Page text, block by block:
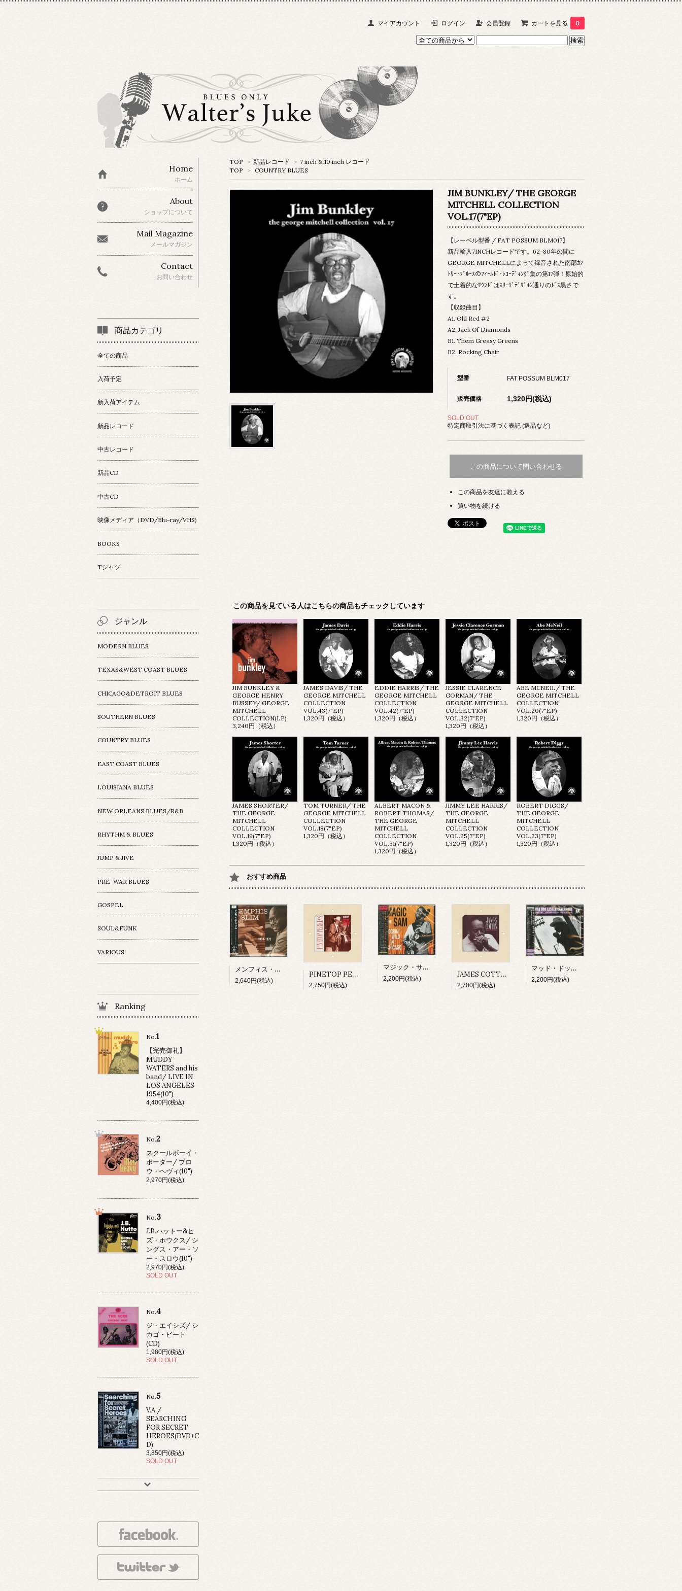
マイアカウント ログイン 会員登録 カートを見る 0
TOP > 新品レコード > 7 inch & 10 inch レコード
TOP
> COUNTRY BLUES
JIM BUNKLEY/ THE GEORGE
MITCHELL COLLECTION
VOL.17(7"EP)
【レーベル型番 / FAT POSSUM BLM017】
新品輸入7INCHレコードです。62-80年の間に
GEORGE MITCHELLによって録音された南部ｶﾝ
ﾄﾘｰ･ﾌﾞﾙｰｽのﾌｨｰﾙﾄﾞ･ﾚｺｰﾃﾞｨﾝｸﾞ集の第17弾！原始的
で土着的なｻｳﾝﾄﾞはｽﾘｰｳﾞﾃﾞｻﾞｲﾝ通りのﾄﾞｽ黒さで
す。
【収録曲目】
A1. Old Red #2
A2. Jack Of Diamonds
B1. Them Greasy Greens
B2. Rocking Chair
型番 FAT POSSUM BLM017
販売価格 1,320円(税込)
SOLD OUT
特定商取引法に基づく表記 (返品など)
この商品について問い合わせる
この商品を友達に教える
買い物を続ける
この商品を見ている人はこちらの商品もチェックしています
JIM BUNKLEY &
GEORGE HENRY
BUSSEY/ GEORGE
MITCHELL
COLLECTION(LP)
3,240円（税込）
JAMES DAVIS/ THE
GEORGE MITCHELL
COLLECTION
VOL.43(7"EP)
1,320円（税込）
EDDIE HARRIS/ THE
GEORGE MITCHELL
COLLECTION
VOL.42(7"EP)
1,320円（税込）
JESSIE CLARENCE
GORMAN/ THE
GEORGE MITCHELL
COLLECTION
VOL.32(7"EP)
1,320円（税込）
ABE MCNEIL/ THE
GEORGE MITCHELL
COLLECTION
VOL.20(7"EP)
1,320円（税込）
JAMES SHORTER/
THE GEORGE
MITCHELL
COLLECTION
VOL.19(7"EP)
1,320円（税込）
TOM TURNER/ THE
GEORGE MITCHELL
COLLECTION
VOL.18(7"EP)
1,320円（税込）
ALBERT MACON &
ROBERT THOMAS/
THE GEORGE
MITCHELL
COLLECTION
VOL.31(7"EP)
1,320円（税込）
JIMMY LEE HARRIS/
THE GEORGE
MITCHELL
COLLECTION
VOL.25(7"EP)
1,320円（税込）
ROBERT DIGGS/
THE GEORGE
MITCHELL
COLLECTION
VOL.23(7"EP)
1,320円（税込）
おすすめ商品
メンフィス・スリム/ ザ・フォークウェイズ・イヤーズ(CD)
2,640円(税込)
PINETOP PERKINS/ PINETOP'S BOOGIE WOOGIE(CD)
2,750円(税込)
マジック・サム/ ライヴ・イン・シカゴ～ロッキン・ワイルド(CD)
2,200円(税込) JAMES COTTON/ MIGHTY LONG TIME(CD)
2,700円(税込)
マッド・ドッグ・レスター・ダヴェンポート/ アイ・スメル・ア・ラット(CD)
2,200円(税込)
Home
ホーム
About
ショップについて
Mail Magazine
メールマガジン
Contact
お問い合わせ
商品カテゴリ
全ての商品
入荷予定
新入荷アイテム
新品レコード
中古レコード
新品CD
中古CD
映像メディア（DVD/Blu-ray/VHS)
BOOKS
Tシャツ
ジャンル
MODERN BLUES
TEXAS&WEST COAST BLUES
CHICAGO&DETROIT BLUES
SOUTHERN BLUES
COUNTRY BLUES
EAST COAST BLUES
LOUISIANA BLUES
NEW ORLEANS BLUES/R&B
RHYTHM & BLUES
JUMP & JIVE
PRE-WAR BLUES
GOSPEL
SOUL&FUNK
VARIOUS
Ranking
No.1
【完売御礼】
MUDDY
WATERS and his
band/ LIVE IN
LOS ANGELES
1954(10")
4,400円(税込)
No.2
スクールボーイ・
ポーター/ ブロ
ウ・ヘヴィ(10")
2,970円(税込)
No.3
J.B.ハットー&ヒ
ズ・ホウクス/ シ
ングス・アー・ソ
ー・スロウ(10")
2,970円(税込)
SOLD OUT
No.4
ジ・エイシズ/ シ
カゴ・ビート
(CD)
1,980円(税込)
SOLD OUT
No.5
V.A./
SEARCHING
FOR SECRET
HEROES(DVD+C
D)
3,850円(税込)
SOLD OUT